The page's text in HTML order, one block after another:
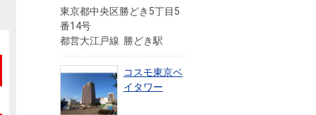
東京都中央区勝どき5丁目5
番14号
都営大江戸線 勝どき駅
コスモ東京ベ
イタワー